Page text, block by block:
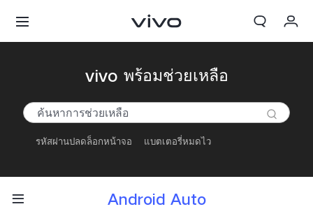
ลงชื่อเข้าใช้/ลงทะเบียน
vivo พร้อมช่วยเหลือ
รหัสผ่านปลดล็อกหน้าจอ แบตเตอรี่หมดไว
Android Auto